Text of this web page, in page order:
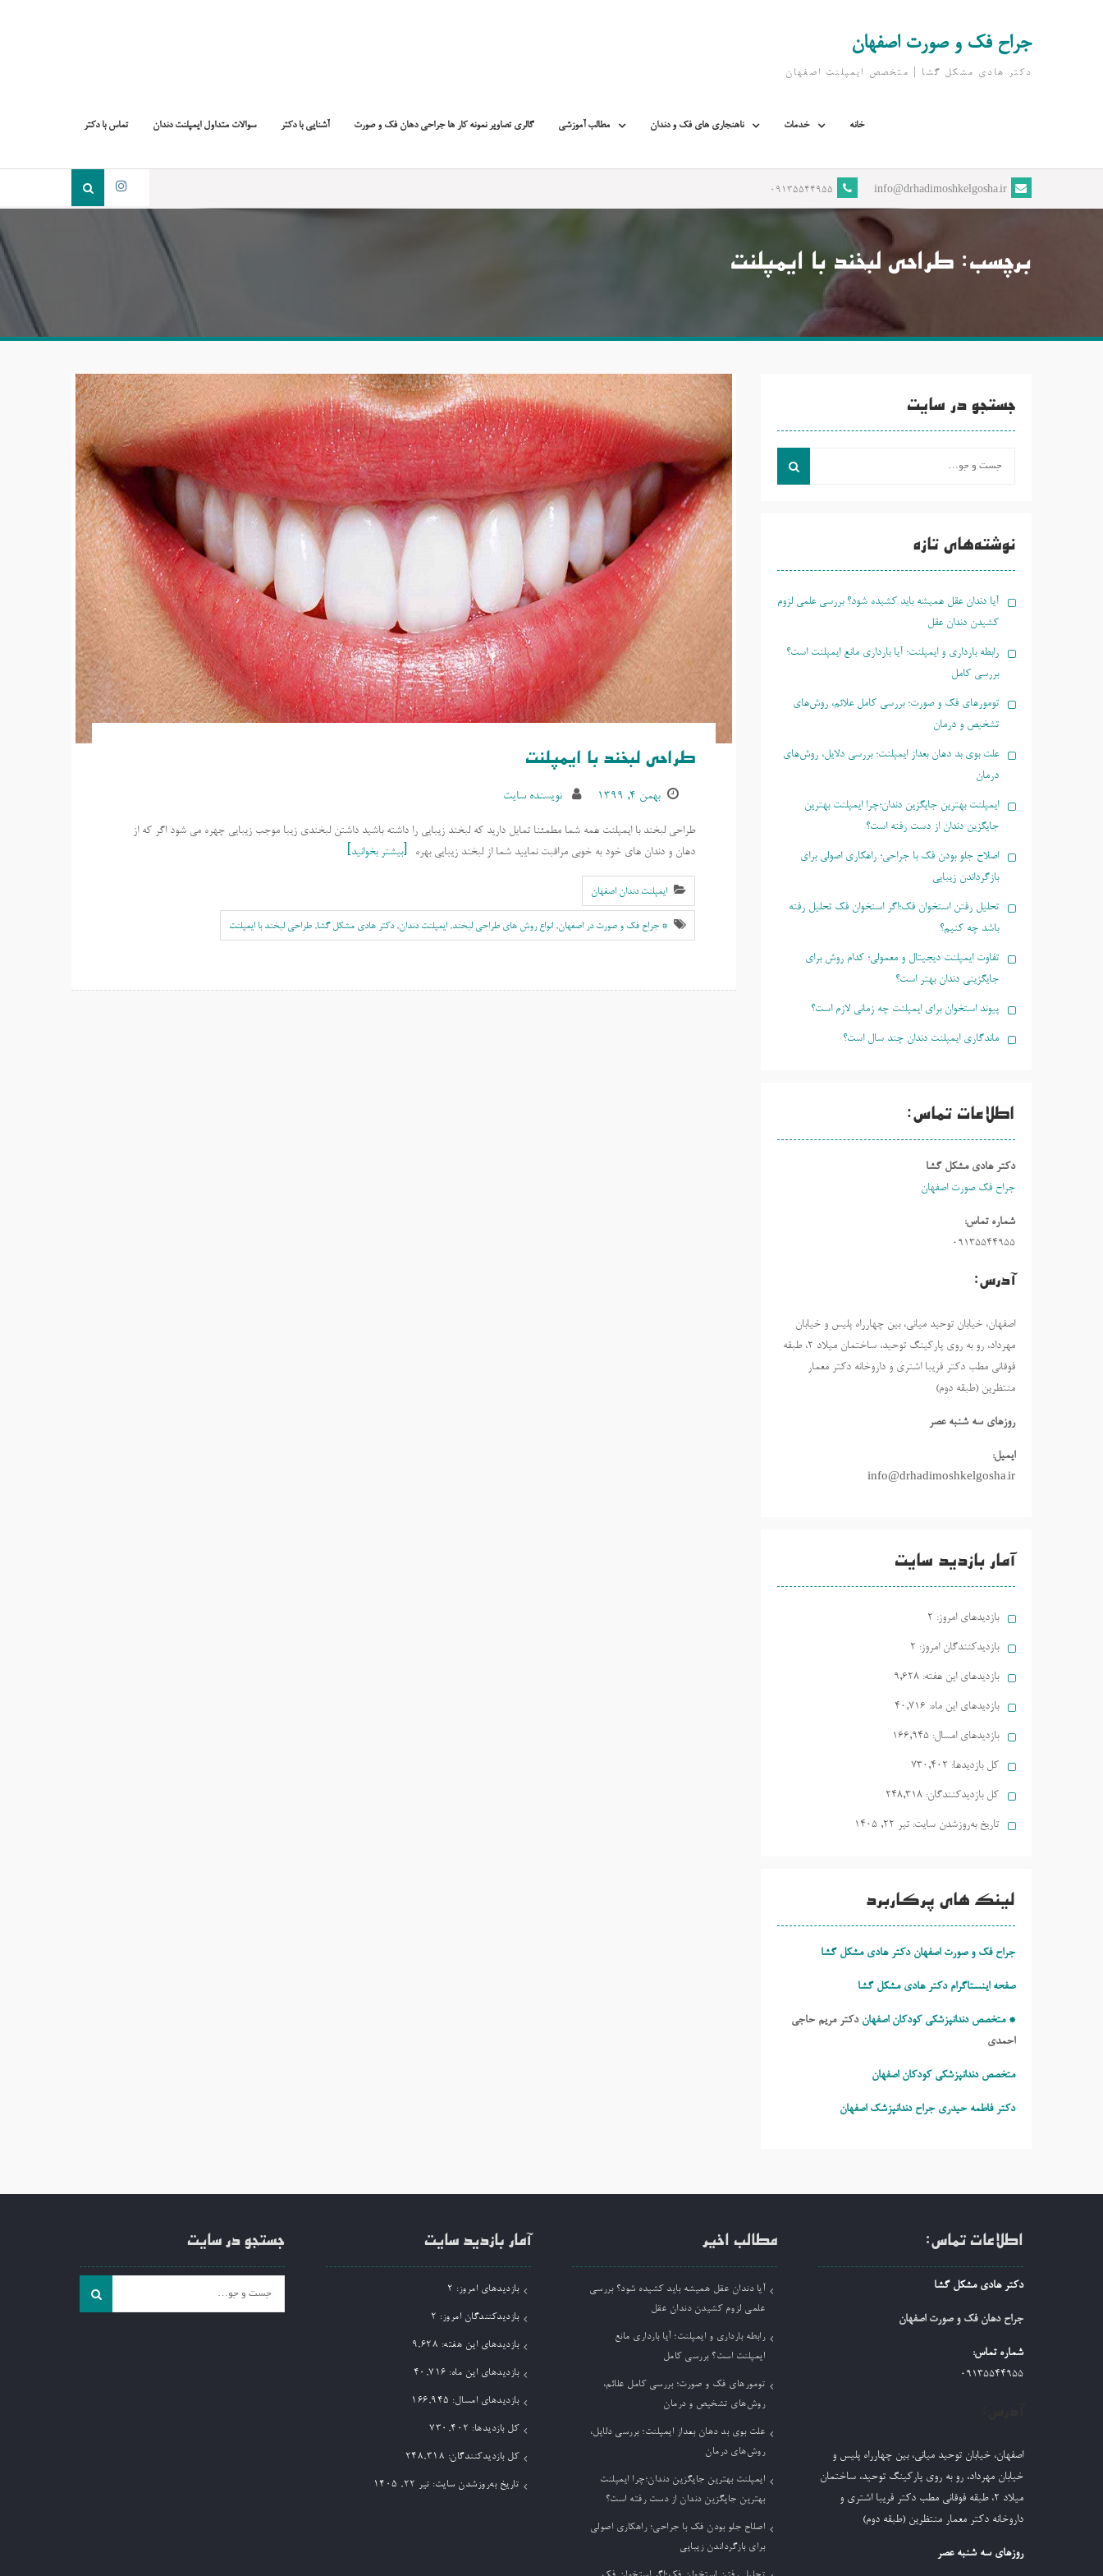
جراح فک و صورت اصفهان
دکتر هادی مشکل گشا | متخصص ايمپلنت اصفهان
خانه خدمات ناهنجاری های فک و دندان مطالب آموزشی گالری تصاویر نمونه کار ها جراحی دهان فک و صورت آشنایی با دکتر سوالات متداول ایمپلنت دندان تماس با دکتر
info@drhadimoshkelgosha.ir
09135544955
برچسب: طراحی لبخند با ایمپلنت
طراحی لبخند با ایمپلنت
بهمن ۴, ۱۳۹۹ نویسنده سایت
طراحی لبخند با ایمپلنت همه شما مطمئنا تمایل دارید که لبخند زیبایی را داشته باشید داشتن لبخندی زیبا موجب زیبایی چهره می شود اگر که از
دهان و دندان های خود به خوبی مراقبت نمایید شما از لبخند زیبایی بهره
بیشتر بخوانید
ایمپلنت دندان اصفهان
* جراح فک و صورت در اصفهان, انواع روش های طراحی لبخند, ایمپلنت دندان,دکتر هادی مشکل گشا, طراحی لبخند با ایمپلنت
جستجو در سایت
نوشته‌های تازه
آیا دندان عقل همیشه باید کشیده شود؟ بررسی علمی لزوم
کشیدن دندان عقل
رابطه بارداری و ایمپلنت؛ آیا بارداری مانع ایمپلنت است؟
بررسی کامل
تومورهای فک و صورت؛ بررسی کامل علائم، روش‌های
تشخیص و درمان
علت بوی بد دهان بعداز ایمپلنت؛ بررسی دلایل، روش‌های
درمان
ایمپلنت بهترین جایگزین دندان؛چرا ایمپلنت بهترین
جایگزین دندان از دست رفته است؟
اصلاح جلو بودن فک با جراحی؛ راهکاری اصولی برای
بازگرداندن زیبایی
تحلیل رفتن استخوان فک؛اگر استخوان فک تحلیل رفته
باشد چه کنیم؟
تفاوت ایمپلنت دیجیتال و معمولی؛ کدام روش برای
جایگزینی دندان بهتر است؟
پیوند استخوان برای ایمپلنت چه زمانی لازم است؟
ماندگاری ایمپلنت دندان چند سال است؟
اطلاعات تماس:
دکتر هادی مشکل گشا
جراح فک صورت اصفهان
شماره تماس:
09135544955
آدرس:
اصفهان، خیابان توحید میانی، بین چهارراه پلیس و خیابان
مهرداد، رو به روی پارکینگ توحید، ساختمان میلاد ٢، طبقه
فوقانی مطب دکتر فریبا اشتری و داروخانه دکتر معمار
منتظرین (طبقه دوم)
روزهاي سه شنبه عصر
ایمیل:
info@drhadimoshkelgosha.ir
آمار بازدید سایت
بازدیدهای امروز: 2
بازدیدکنندگان امروز: 2
بازدیدهای این هفته: 9,628
بازدیدهای این ماه: 40,716
بازدیدهای امسال: 166,945
کل بازدیدها: 730,402
کل بازدیدکنند‌گان: 248,318
تاریخ به‌روزشدن سایت: تیر ۲۲, ۱۴۰۵
لینک های پرکاربرد
جراح فک و صورت اصفهان دکتر هادی مشکل گشا
صفحه اینستاگرام دکتر هادی مشکل گشا
* متخصص دندانپزشکی کودکان اصفهان دکتر مریم حاجی
احمدی
متخصص دندانپزشکی کودکان اصفهان
دکتر فاطمه حیدری جراح دندانپزشک اصفهان
اطلاعات تماس:
دکتر هادی مشکل گشا
جراح دهان فک و صورت اصفهان
شماره تماس:
09135544955
اصفهان، خیابان توحید میانی، بین چهارراه پلیس و
خیابان مهرداد، رو به روی پارکینگ توحید، ساختمان
میلاد ٢، طبقه فوقانی مطب دکتر فریبا اشتری و
داروخانه دکتر معمار منتظرین (طبقه دوم)
روزهای سه شنبه عصر
مطالب اخیر
آیا دندان عقل همیشه باید کشیده شود؟ بررسی
علمی لزوم کشیدن دندان عقل
رابطه بارداری و ایمپلنت؛ آیا بارداری مانع
ایمپلنت است؟ بررسی کامل
تومورهای فک و صورت؛ بررسی کامل علائم،
روش‌های تشخیص و درمان
علت بوی بد دهان بعداز ایمپلنت؛ بررسی دلایل،
روش‌های درمان
ایمپلنت بهترین جایگزین دندان؛چرا ایمپلنت
بهترین جایگزین دندان از دست رفته است؟
اصلاح جلو بودن فک با جراحی؛ راهکاری اصولی
برای بازگرداندن زیبایی
آمار بازدید سایت
بازدیدهای امروز: 2
بازدیدکنندگان امروز: 2
بازدیدهای این هفته: 9,628
بازدیدهای این ماه: 40,716
بازدیدهای امسال: 166,945
کل بازدیدها: 730,402
کل بازدیدکنند‌گان: 248,318
تاریخ به‌روزشدن سایت: تیر ۲۲, ۱۴۰۵
جستجو در سایت